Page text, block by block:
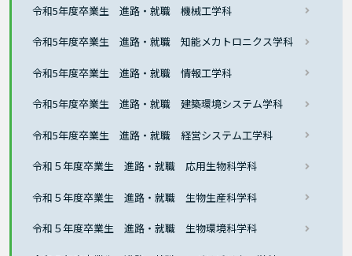
令和5年度卒業生 進路・就職 機械工学科
令和5年度卒業生 進路・就職 知能メカトロニクス学科
令和5年度卒業生 進路・就職 情報工学科
令和5年度卒業生 進路・就職 建築環境システム学科
令和5年度卒業生 進路・就職 経営システム工学科
令和５年度卒業生 進路・就職 応用生物科学科
令和５年度卒業生 進路・就職 生物生産科学科
令和５年度卒業生 進路・就職 生物環境科学科